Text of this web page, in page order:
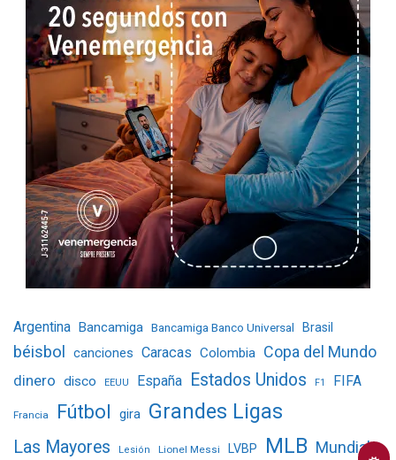
Argentina Bancamiga Bancamiga Banco Universal Brasil
béisbol canciones Caracas Colombia Copa del Mundo
dinero disco EEUU España Estados Unidos F1 FIFA
Francia Fútbol gira Grandes Ligas
Las Mayores Lesión Lionel Messi LVBP MLB Mundial